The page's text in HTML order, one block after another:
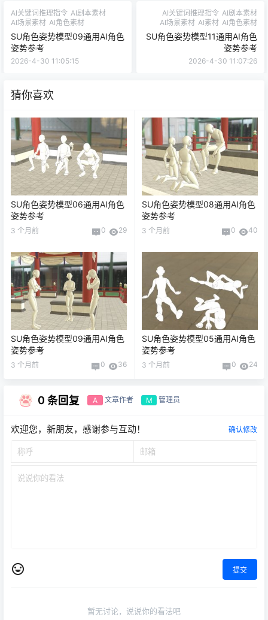
AI关键词推理指令 AI剧本素材
AI场景素材 AI角色素材
SU角色姿势模型09通用AI角色
姿势参考
2026-4-30 11:05:15
AI关键词推理指令 AI剧本素材
AI场景素材 AI素材 AI角色素材
SU角色姿势模型11通用AI角色
姿势参考
2026-4-30 11:07:26
猜你喜欢
SU角色姿势模型06通用AI角色
姿势参考
3 个月前 0 29
SU角色姿势模型08通用AI角色
姿势参考
3 个月前 0 40
SU角色姿势模型09通用AI角色
姿势参考
3 个月前 0 36
SU角色姿势模型05通用AI角色
姿势参考
3 个月前 0 24
0 条回复 A 文章作者 M 管理员
欢迎您，新朋友，感谢参与互动！ 确认修改
提交
暂无讨论，说说你的看法吧